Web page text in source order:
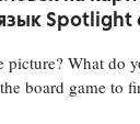
Spotlight
picture? What do
board game to